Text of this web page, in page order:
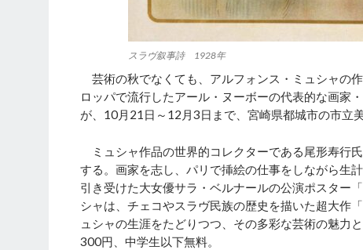
スラヴ叙事詩 1928年
芸術の秋でなくても、アルフォンス・ミュシャの
ロッパで流行したアール・ヌーボーの代表的な画家
が、10月21日～12月3日まで、宮崎県都城市の市立
ミュシャ作品の世界的コレクターである尾形寿行
する。画家を志し、パリで挿絵の仕事をしながら生
引き受けた大女優サラ・ベルナールの公演ポスター
シャは、チェコやスラヴ民族の歴史を描いた超大作
ュシャの生涯をたどりつつ、その多彩な芸術の魅力
300円、中学生以下無料。